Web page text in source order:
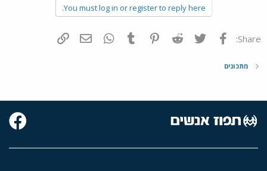
You must log in or register to reply here.
Share: פייסבוק Twitter
Reddit
Pinterest
Tumblr
WhatsAppדואר אלקטרוני
מתכונים